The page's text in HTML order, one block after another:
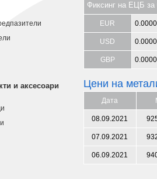
и аксесоари
Фиксинг на ЕЦБ за
EUR
USD
GBP
Цени на
Дата
08.09.2021
07.09.2021
06.09.2021